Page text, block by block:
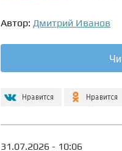
Автор: Дмитрий Иванов
31.07.2026 - 10:06